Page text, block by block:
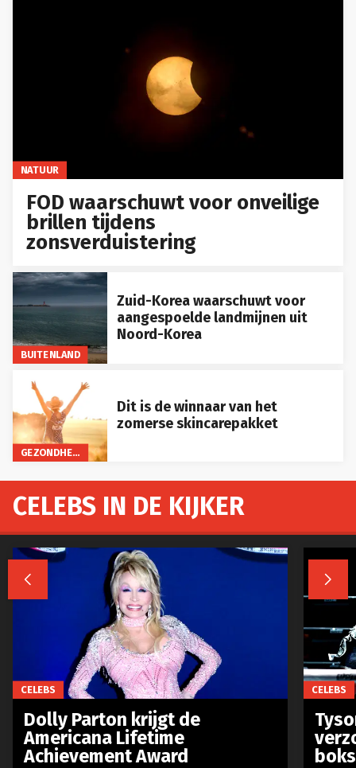
NATUUR
FOD waarschuwt voor onveilige
brillen tijdens
zonsverduistering
BUITENLAND
Zuid-Korea waarschuwt voor
aangespoelde landmijnen uit
Noord-Korea
GEZONDHEID
Dit is de winnaar van het
zomerse skincarepakket
CELEBS IN DE KIJKER
 
CELEBS
Dolly Parton krijgt de
Americana Lifetime
Achievement Award
CELEBS